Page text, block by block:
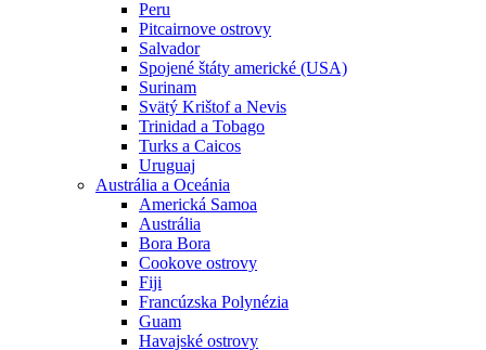
Peru
Pitcairnove ostrovy
Salvador
Spojené štáty americké (USA)
Surinam
Svätý Krištof a Nevis
Trinidad a Tobago
Turks a Caicos
Uruguaj
Austrália a Oceánia
Americká Samoa
Austrália
Bora Bora
Cookove ostrovy
Fiji
Francúzska Polynézia
Guam
Havajské ostrovy